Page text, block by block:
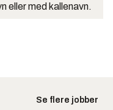
eller med kallenavn.
Se flere jobber